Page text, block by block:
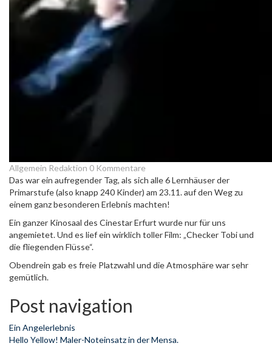
Allgemein Redaktion 0 Kommentare
Das war ein aufregender Tag, als sich alle 6 Lernhäuser der
Primarstufe (also knapp 240 Kinder) am 23.11. auf den Weg zu
einem ganz besonderen Erlebnis machten!
Ein ganzer Kinosaal des Cinestar Erfurt wurde nur für uns
angemietet. Und es lief ein wirklich toller Film: „Checker Tobi und
die fliegenden Flüsse“.
Obendrein gab es freie Platzwahl und die Atmosphäre war sehr
gemütlich.
Post navigation
Ein Angelerlebnis
Hello Yellow! Maler-Noteinsatz in der Mensa.